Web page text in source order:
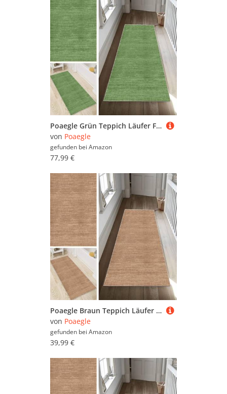
Poaegle Grün Teppich Läufer Flur Abstrakt Lang rutschfest Waschbar Vintage Kücheläufer Teppich Läufer 60x400cm Dauerhaft Läuferteppich Flurläufer Korridor Meterware
von Poaegle
gefunden bei Amazon
77,99 €
Poaegle Braun Teppich Läufer Flur Abstrakt Lang rutschfest Waschbar Vintage Kücheläufer Teppich Läufer 70x130cm Dauerhaft Läuferteppich Flurläufer Korridor Meterware
von Poaegle
gefunden bei Amazon
39,99 €